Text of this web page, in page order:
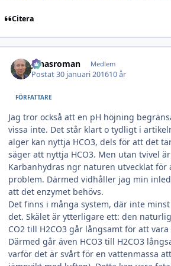
Citera
jonasroman Medlem
Postat30 januari 201610 år
FÖRFATTARE
Jag tror också att en pH höjning
vissa inte. Det står klart o tydligt i
alger kan nyttja HCO3, dels för att det
säger att nyttja HCO3. Men utan tvivel
Karbanhydras ngr naturen utvecklat för
problem. Därmed vidhåller jag min
att det enzymet behövs.
Det finns i många system, där inte
det. Skälet är ytterligare ett: den
CO2 till H2CO3 går långsamt för att
Därmed går även HCO3 till H2CO3
varför det är svårt för en vattenmassa